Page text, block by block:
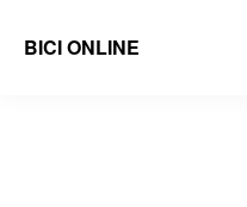
BICI ONLINE